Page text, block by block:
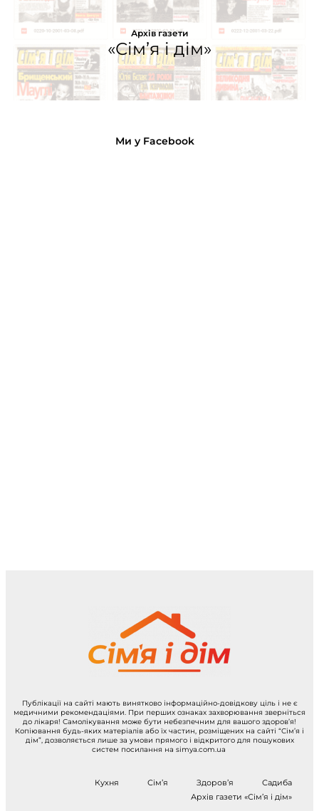
Архів газети
«Сім’я і дім»
Ми у Facebook
Публікації на сайті мають винятково інформаційно-довідкову ціль і не є
медичними рекомендаціями. При перших ознаках захворювання зверніться
до лікаря! Самолікування може бути небезпечним для вашого здоров’я!
Копіювання будь-яких матеріалів або їх частин, розміщених на сайті “Сім’я і
дім”, дозволяється лише за умови прямого і відкритого для пошукових
систем посилання на simya.com.ua
Кухня Сім’я Здоров’я
Садиба
Архів газети «Сім’я і дім»